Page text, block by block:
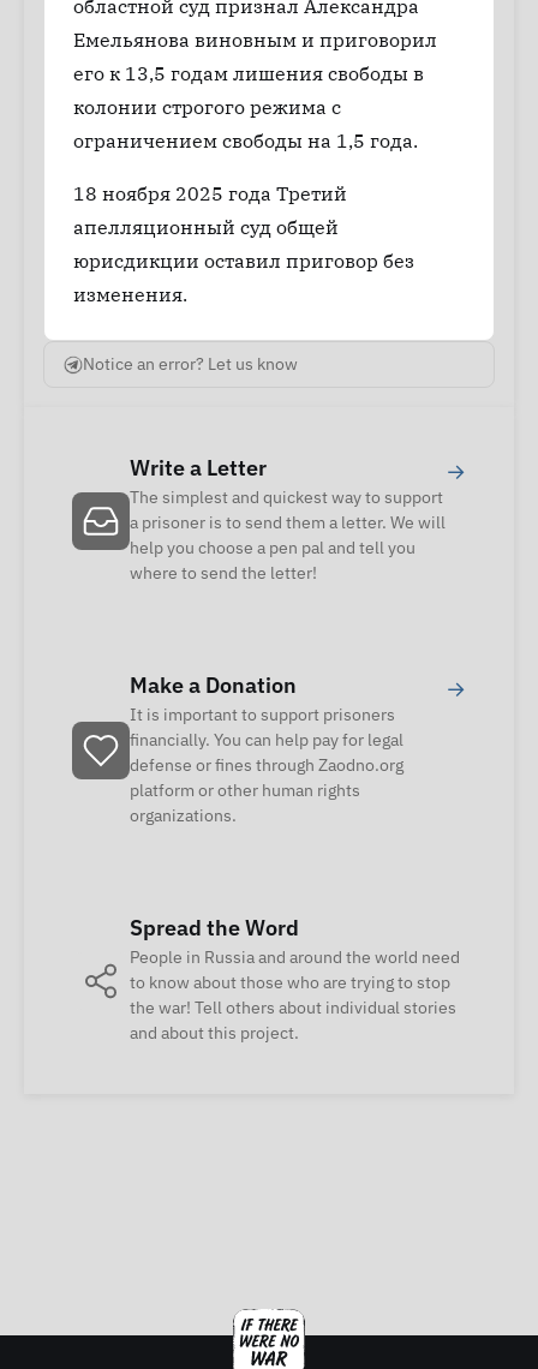
областной суд признал Александра
Емельянова виновным и приговорил
его к 13,5 годам лишения свободы в
колонии строгого режима с
ограничением свободы на 1,5 года.
18 ноября 2025 года Третий
апелляционный суд общей
юрисдикции оставил приговор без
изменения.
Notice an error? Let us know
Write a Letter
The simplest and quickest way to support
a prisoner is to send them a letter. We will
help you choose a pen pal and tell you
where to send the letter!
→
Make a Donation
It is important to support prisoners
financially. You can help pay for legal
defense or fines through Zaodno.org
platform or other human rights
organizations.
→
Spread the Word
People in Russia and around the world need
to know about those who are trying to stop
the war! Tell others about individual stories
and about this project.